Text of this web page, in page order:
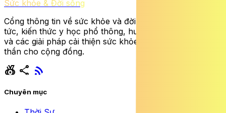
Sức khỏe & Đời sống
Cổng thông tin về sức khỏe và đời sống cung cấp tin
tức, kiến thức y học phổ thông, hướng dẫn dinh dưỡng
và các giải pháp cải thiện sức khỏe thể chất lẫn tinh
thần cho cộng đồng.
social_leaderboard share rss_feed
Chuyên mục